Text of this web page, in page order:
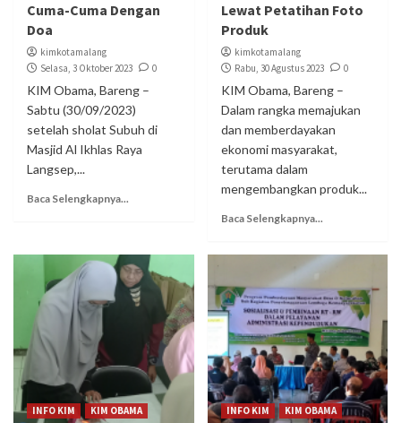
Cuma-Cuma Dengan
Doa
kimkotamalang
Selasa, 3 Oktober 2023
0
KIM Obama, Bareng –
Sabtu (30/09/2023)
setelah sholat Subuh di
Masjid Al Ikhlas Raya
Langsep,...
Baca Selengkapnya...
Lewat Petatihan Foto
Produk
kimkotamalang
Rabu, 30 Agustus 2023
0
KIM Obama, Bareng –
Dalam rangka memajukan
dan memberdayakan
ekonomi masyarakat,
terutama dalam
mengembangkan produk...
Baca Selengkapnya...
INFO KIM
KIM OBAMA
INFO KIM
KIM OBAMA